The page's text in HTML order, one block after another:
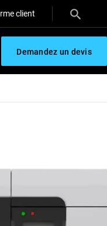
client
Demandez un devis